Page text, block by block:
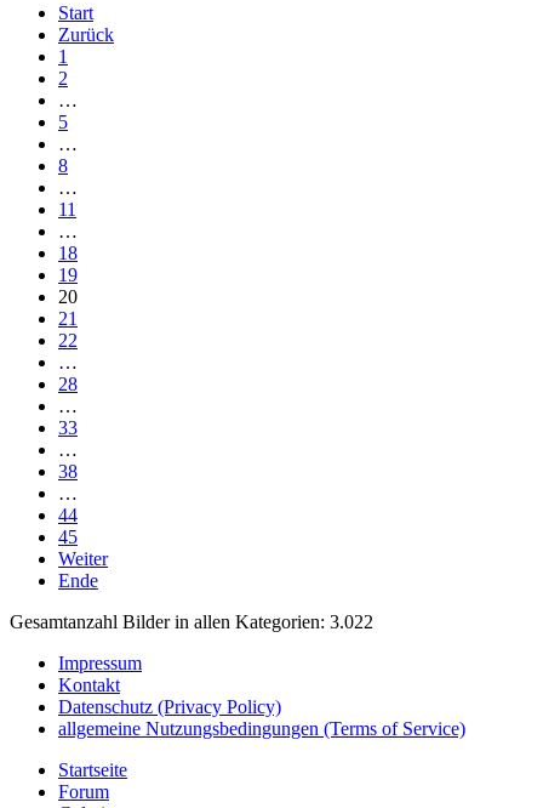
Start
Zurück
1
2
…
5
…
8
…
11
…
18
19
20
21
22
…
28
…
33
…
38
…
44
45
Weiter
Ende
Gesamtanzahl Bilder in allen Kategorien: 3.022
Impressum
Kontakt
Datenschutz (Privacy Policy)
allgemeine Nutzungsbedingungen (Terms of Service)
Startseite
Forum